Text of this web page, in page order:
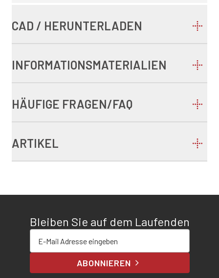
CAD / HERUNTERLADEN
INFORMATIONSMATERIALIEN
HÄUFIGE FRAGEN/FAQ
ARTIKEL
Bleiben Sie auf dem Laufenden
ABONNIEREN